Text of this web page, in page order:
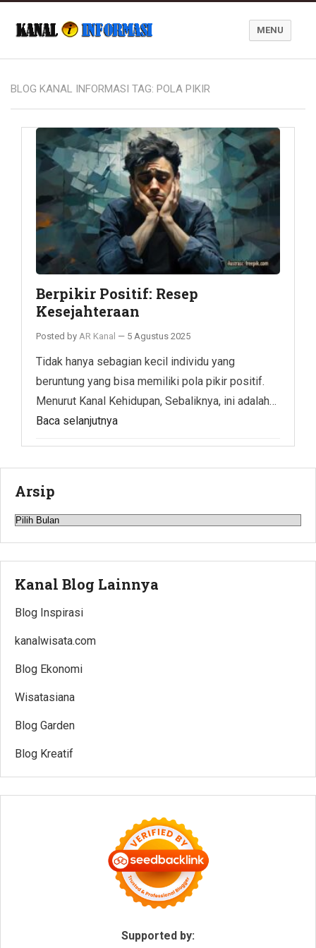
MENU
BLOG KANAL INFORMASI TAG: POLA PIKIR
Berpikir Positif: Resep
Kesejahteraan
Posted by AR Kanal — 5 Agustus 2025
Tidak hanya sebagian kecil individu yang
beruntung yang bisa memiliki pola pikir positif.
Menurut Kanal Kehidupan, Sebaliknya, ini adalah…
Baca selanjutnya
Arsip
Arsip
Kanal Blog Lainnya
Blog Inspirasi
kanalwisata.com
Blog Ekonomi
Wisatasiana
Blog Garden
Blog Kreatif
Supported by: